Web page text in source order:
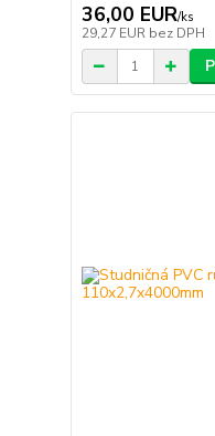
36,00 EUR/ks
29,27 EUR bez DPH